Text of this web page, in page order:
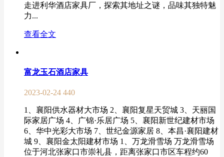
走进利华酒店家具厂，探索其地址之谜，品味其独特魅
力...
查看全文
富龙玉石酒店家具
2023-02-24 440
1、襄阳供水器材大市场 2、襄阳复星天贸城 3、天丽国
际家居广场 4、广锦·乐居广场 5、襄阳新世纪建材市场
6、华中光彩大市场 7、世纪金源家居 8、本昌·襄阳建材
城 9、襄阳金太阳建材市场 1、万龙滑雪场 万龙滑雪场
位于河北张家口市崇礼县，距离张家口市区车程约60